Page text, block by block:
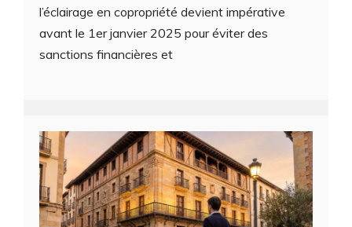
l’éclairage en copropriété devient impérative
avant le 1er janvier 2025 pour éviter des
sanctions financières et